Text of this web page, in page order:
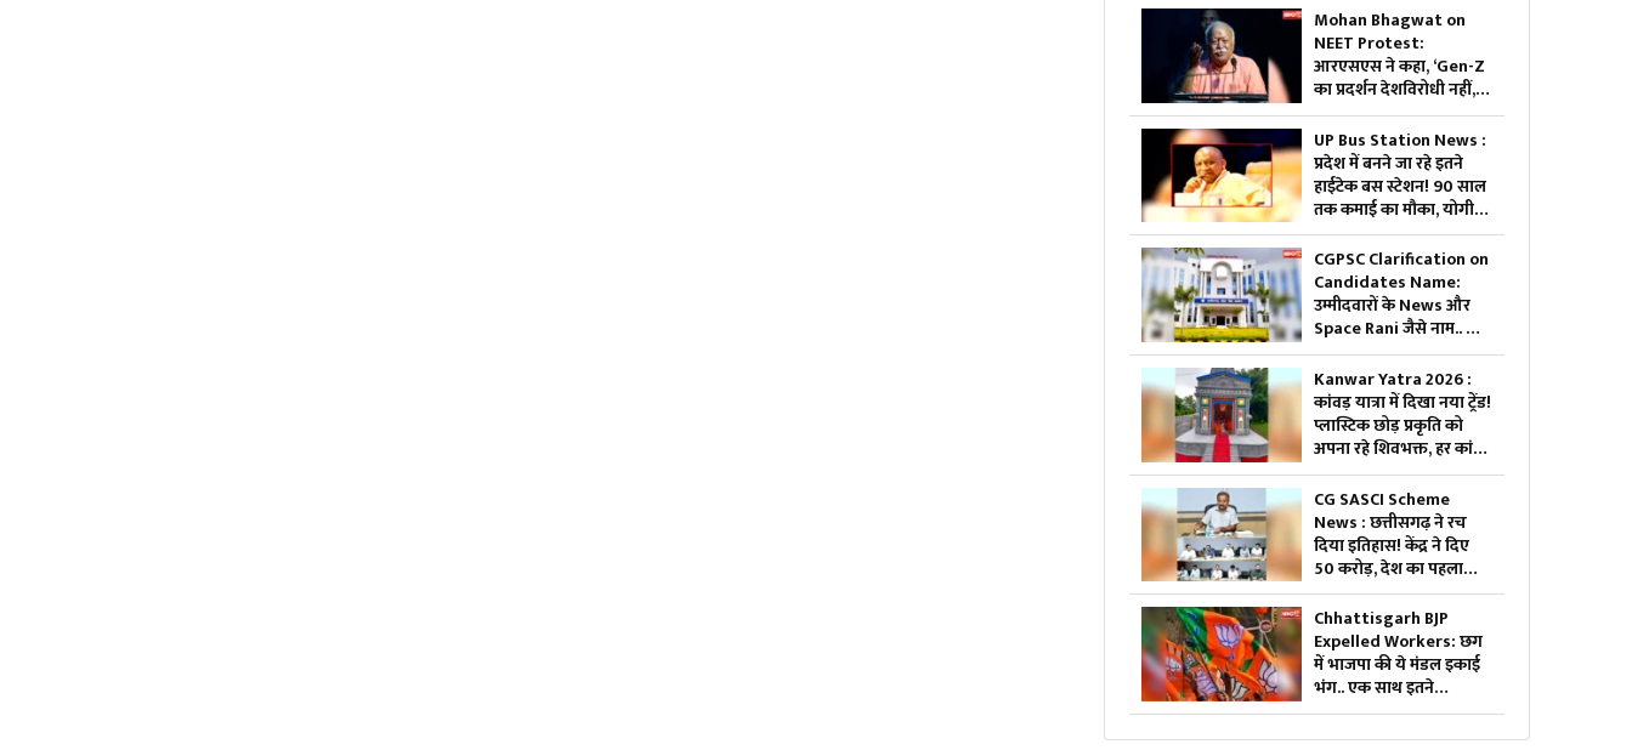
Mohan Bhagwat on
NEET Protest:
आरएसएस ने कहा, ‘Gen-Z
का प्रदर्शन देशविरोधी नहीं, ये
नई पीढ़ी ज्यादा ईमानदार है’..
पढ़ें मोहन भागवत NEET
प्रोटेस्ट पर और क्या कहा
UP Bus Station News :
प्रदेश में बनने जा रहे इतने
हाईटेक बस स्टेशन! 90 साल
तक कमाई का मौका, योगी
सरकार ने शुरू की बड़ी
योजना
CGPSC Clarification on
Candidates Name:
उम्मीदवारों के News और
Space Rani जैसे नाम.. क्या
हुई है कोई गड़बड़ी या नाम है
वास्तविक?.. अब सामने आई
CGPSC की सफाई, पढ़ें
Kanwar Yatra 2026 :
कांवड़ यात्रा में दिखा नया ट्रेंड!
प्लास्टिक छोड़ प्रकृति को
अपना रहे शिवभक्त, हर कांवड़
दे रही बड़ा संदेश
CG SASCI Scheme
News : छत्तीसगढ़ ने रच
दिया इतिहास! केंद्र ने दिए
50 करोड़, देश का पहला
राज्य बना जिसने हासिल की
ये बड़ी उपलब्धि
Chhattisgarh BJP
Expelled Workers: छग
में भाजपा की ये मंडल इकाई
भंग.. एक साथ इतने
कार्यकर्ताओं को कर दिया
निष्कासित, अब होगा नए